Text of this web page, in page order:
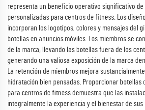
representa un beneficio operativo significativo de
personalizadas para centros de fitness. Los
incorporan los logotipos, colores y mensajes del
botellas en anuncios móviles. Los miembros se
de la marca, llevando las botellas fuera de los
generando una valiosa exposición de la marca
La retención de miembros mejora
hidratación bien pensadas. Proporcionar botellas
para centros de fitness demuestra que las
integralmente la experiencia y el bienestar de sus